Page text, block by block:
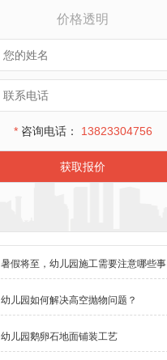
价格透明
*咨询电话： 13823304756
获取报价
暑假将至，幼儿园施工需要注意哪些事项？
幼儿园如何解决高空抛物问题？
幼儿园鹅卵石地面铺装工艺